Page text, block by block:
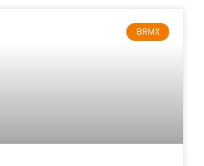
BRMX